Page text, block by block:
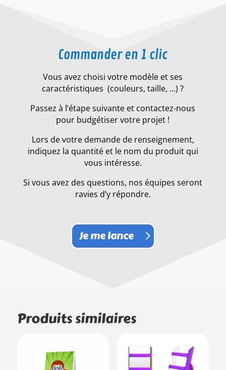
Commander en 1 clic
Vous avez choisi votre modèle et ses
caractéristiques (couleurs, taille, …) ?
Passez à l’étape suivante et contactez-nous
pour budgétiser votre projet !
Lors de votre demande de renseignement,
indiquez la quantité et le nom du produit qui
vous intéresse.
Si vous avez des questions, nos équipes seront
ravies d’y répondre.
Je me lance
Produits similaires